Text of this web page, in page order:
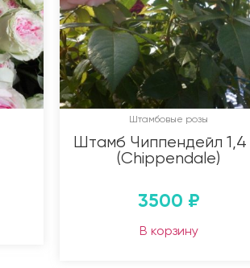
Штамбовые розы
Штамб Чиппендейл 1,4
(Chippendale)
3500 ₽
В корзину